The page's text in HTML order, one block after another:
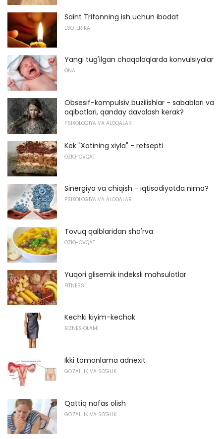
Saint Trifonning ish uchun ibodat
ESOTERIKA
Yangi tug'ilgan chaqaloqlarda konvulsiyalar
ONA
Obsesif-kompulsiv buzilishlar - sabablari va
oqibatlari, qanday davolash kerak?
PSIXOLOGIYA VA ALOQALAR
Kek "Xotining xiyla" - retsepti
OZIQ-OVQAT
Sinergiya va chiqish - iqtisodiyotda nima?
PSIXOLOGIYA VA ALOQALAR
Tovuq qalblaridan sho'rva
OZIQ-OVQAT
Yuqori glisemik indeksli mahsulotlar
FITNESS
Kechki kiyim-kechak
BIZNES OLAMI
Ikki tomonlama adnexit
GO'ZALLIK VA SO'GLIK
Qattiq nafas olish
GO'ZALLIK VA SO'GLIK